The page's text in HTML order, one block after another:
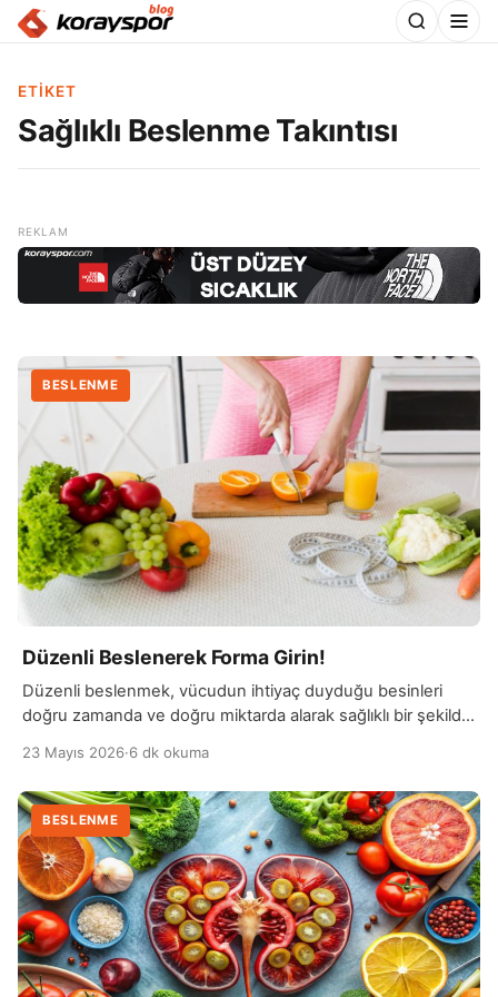
ETIKET
Sağlıklı Beslenme Takıntısı
BESLENME
Düzenli Beslenerek Forma Girin!
Düzenli beslenmek, vücudun ihtiyaç duyduğu besinleri
doğru zamanda ve doğru miktarda alarak sağlıklı bir şekilde
dengeli bir tabak oluşturulması ve abur cubur tüketiminin
azaltılması bu sürecin temelini oluşturur. Bu sayede vücut
enerji dengesini korur ve daha fit bir görünüm kazanır.
Düzenli beslenme aynı zamanda metabolizmanın daha
verimli çalışmasını sağlar. […]
23 Mayıs 2026·6 dk okuma
BESLENME